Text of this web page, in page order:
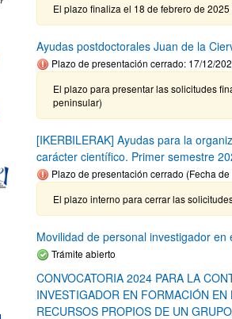
El plazo finaliza el 18 de febrero de
Ayudas postdoctorales Juan de la
Plazo de presentación cerrado: 17/12/
El plazo para presentar las solicitudes
peninsular)
[IKERBILERAK] Ayudas para la
carácter científico. Primer semestre
Plazo de presentación cerrado (Fecha
El plazo interno para cerrar las
Movilidad de personal investigador
Trámite abierto
CONVOCATORIA 2024 PARA LA
INVESTIGADOR EN FORMACIÓN
RECURSOS PROPIOS DE UN